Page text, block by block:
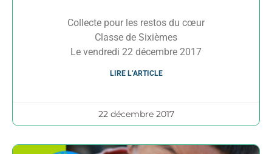
Collecte pour les restos du cœur
Classe de Sixièmes
Le vendredi 22 décembre 2017
LIRE L’ARTICLE
22 décembre 2017